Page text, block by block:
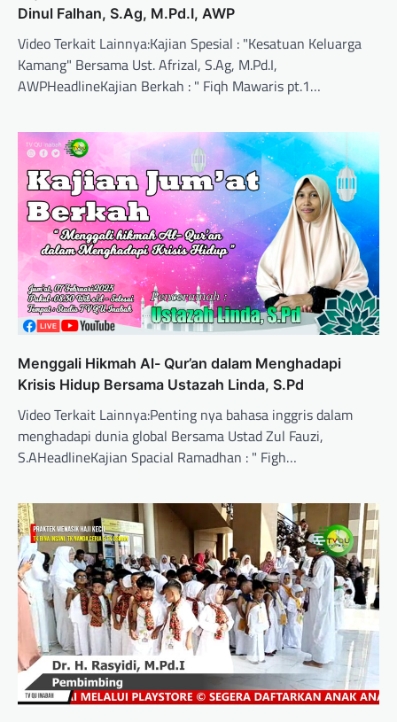
Dinul Falhan, S.Ag, M.Pd.I, AWP
Video Terkait Lainnya:Kajian Spesial : "Kesatuan Keluarga
Kamang" Bersama Ust. Afrizal, S.Ag, M.Pd.I,
AWPHeadlineKajian Berkah : " Fiqh Mawaris pt.1…
Menggali Hikmah Al- Qur’an dalam Menghadapi
Krisis Hidup Bersama Ustazah Linda, S.Pd
Video Terkait Lainnya:Penting nya bahasa inggris dalam
menghadapi dunia global Bersama Ustad Zul Fauzi,
S.AHeadlineKajian Spacial Ramadhan : " Figh…